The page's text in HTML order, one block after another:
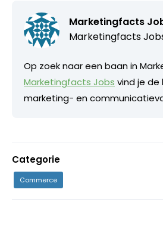
Marketingfacts
Marketingfacts
Op zoek naar een baan in
Marketingfacts Jobs vind je de
marketing- en
Categorie
Commerce